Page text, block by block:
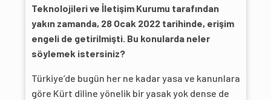
Teknolojileri ve İletişim Kurumu tarafından
yakın zamanda, 28 Ocak 2022 tarihinde, erişim
engeli de getirilmişti. Bu konularda neler
söylemek istersiniz?
Türkiye’de bugün her ne kadar yasa ve kanunlara
göre Kürt diline yönelik bir yasak yok dense de